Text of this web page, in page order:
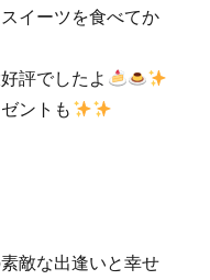
イーツを食べてか
評でしたよ
ントも
敵な出逢いと幸せ